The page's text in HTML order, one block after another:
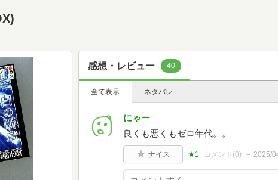
感想・レビュー 40
全て表示 ネタバレ
にゃー
良くも悪くもゼロ年代。。
ナイス ★1 コメント(0) 2025/